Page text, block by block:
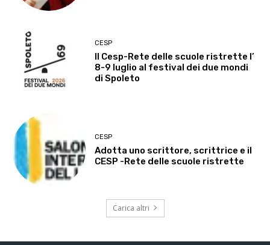
CESP
Il Cesp-Rete delle scuole ristrette l’
8-9 luglio al festival dei due mondi
di Spoleto
CESP
Adotta uno scrittore, scrittrice e il
CESP -Rete delle scuole ristrette
Carica altri